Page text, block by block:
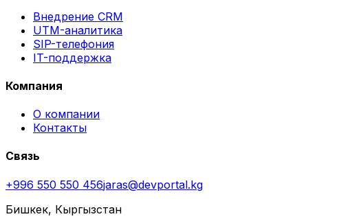
Внедрение CRM
UTM-аналитика
SIP-телефония
IT-поддержка
Компания
О компании
Контакты
Связь
+996 550 550 456jaras@devportal.kg
Бишкек, Кыргызстан